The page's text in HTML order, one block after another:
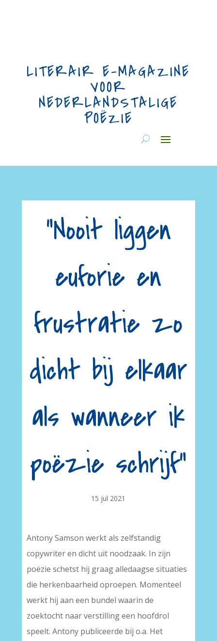
LITERAIR E-MAGAZINE
VOOR
NEDERLANDSTALIGE
POËZIE
“Nooit liggen
euforie en
frustratie zo
dicht bij elkaar
als wanneer ik
poëzie schrijf”
15 jul 2021
Antony Samson werkt als zelfstandig
copywriter en dicht uit noodzaak. In zijn
poëzie schetst hij graag alledaagse situaties
die herkenbaarheid oproepen. Momenteel
werkt hij aan een bundel waarin de
zoektocht naar verstilling een hoofdrol
speelt. Antony publiceerde bij o.a. Het